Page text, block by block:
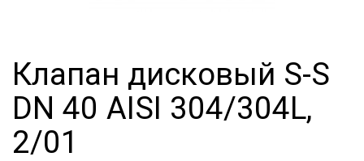
Клапан дисковый S-S
DN 40 AISI 304/304L,
2/01